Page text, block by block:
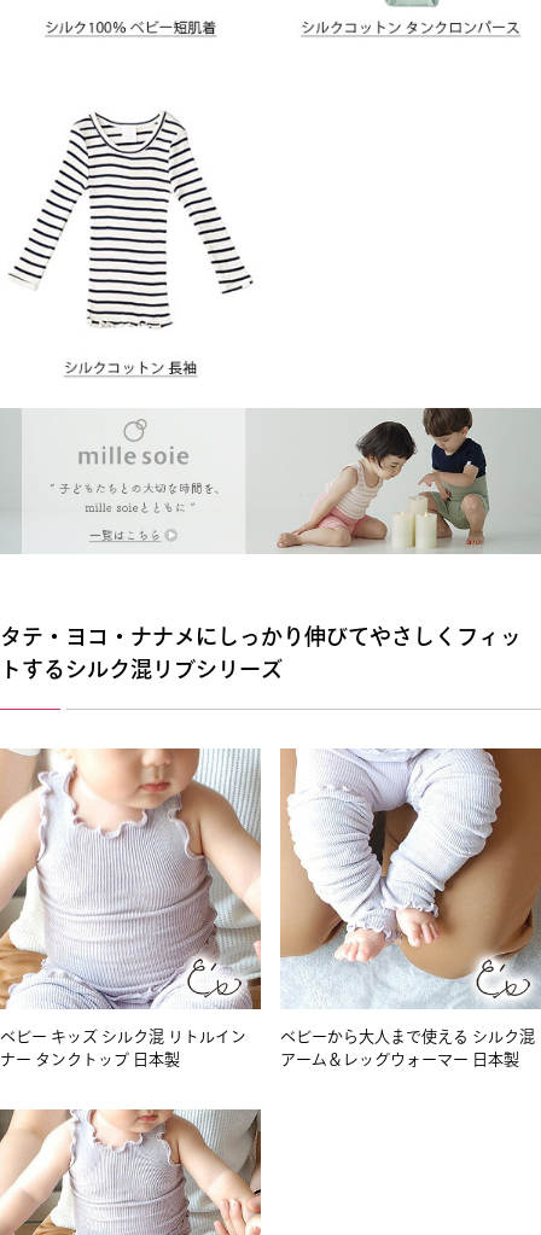
タテ・ヨコ・ナナメにしっかり伸びてやさしくフィッ
トするシルク混リブシリーズ
ベビー キッズ シルク混 リトルイン
ナー タンクトップ 日本製
ベビーから大人まで使える シルク混
アーム＆レッグウォーマー 日本製